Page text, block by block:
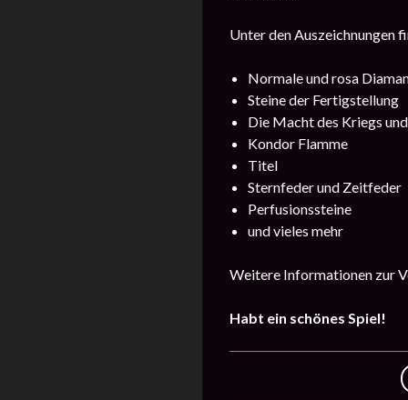
Unter den Auszeichnungen
Normale und rosa
Steine der Fertigstellung
Die Macht des Kriegs
Kondor Flamme
Titel
Sternfeder und Zeitfeder
Perfusionssteine
und vieles mehr
Weitere Informationen zur
Habt ein schönes Spiel!